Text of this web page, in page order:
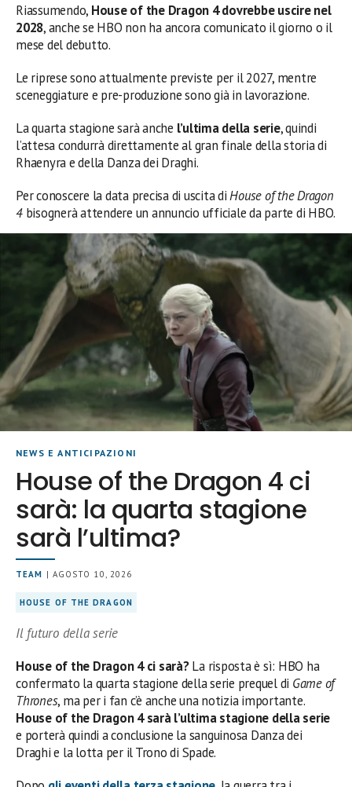
Riassumendo, House of the Dragon 4 dovrebbe uscire nel
2028, anche se HBO non ha ancora comunicato il giorno o il
mese del debutto.
Le riprese sono attualmente previste per il 2027, mentre
sceneggiature e pre-produzione sono già in lavorazione.
La quarta stagione sarà anche l’ultima della serie, quindi
l’attesa condurrà direttamente al gran finale della storia di
Rhaenyra e della Danza dei Draghi.
Per conoscere la data precisa di uscita diHouse of the Dragon
4bisognerà attendere un annuncio ufficiale da parte di HBO.
NEWS E ANTICIPAZIONI
House of the Dragon 4 ci
sarà: la quarta stagione
sarà l’ultima?
TEAM | AGOSTO 10, 2026
HOUSE OF THE DRAGON
Il futuro della serie
House of the Dragon 4 ci sarà?La risposta è sì: HBO ha
confermato la quarta stagione della serie prequel di Game of
Thrones, ma per i fan c’è anche una notizia importante.
House of the Dragon 4 sarà l’ultima stagione della serie
e porterà quindi a conclusione la sanguinosa Danza dei
Draghi e la lotta per il Trono di Spade.